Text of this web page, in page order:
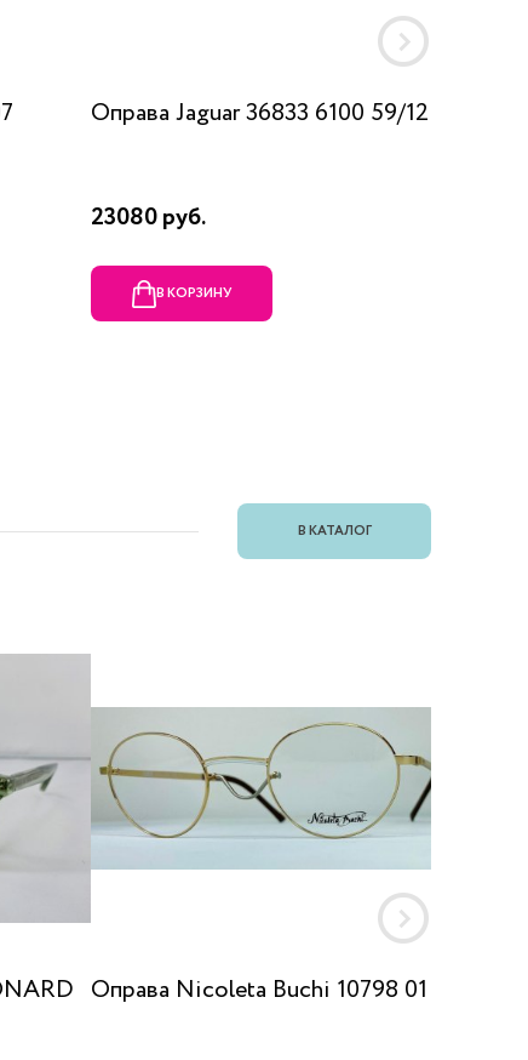
Оправа Jaguar 36833 6100 59/12
23080 руб.
В КОРЗИНУ
В КАТАЛОГ
Оправа Nicoleta Buchi 10798 01